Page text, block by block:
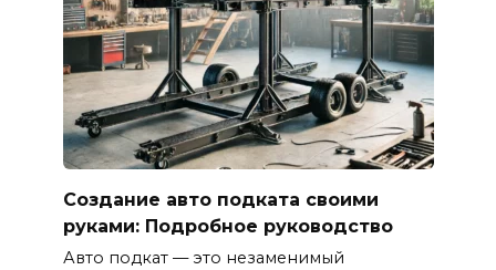
Создание авто подката своими
руками: Подробное руководство
Авто подкат — это незаменимый